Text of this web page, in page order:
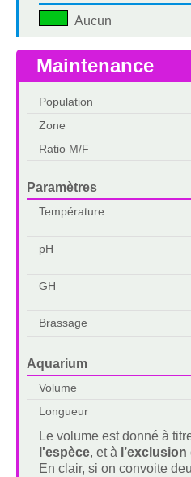
Aucun
Maintenance
Population
Zone
Ratio M/F
Paramètres
Température
pH
GH
Brassage
Aquarium
Volume
Longueur
Le volume est donné à
l'espèce, et à
En clair, si on convoite